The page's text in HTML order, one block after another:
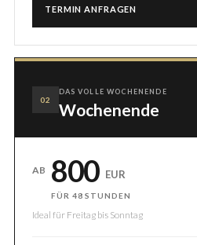
TERMIN ANFRAGEN
02
DAS VOLLE WOCHENENDE
Wochenende
AB 800 EUR
FÜR 48 STUNDEN
Ideal für Freitag bis Sonntag